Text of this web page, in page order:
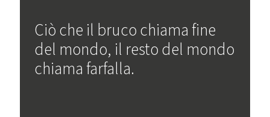
Ciò che il bruco chiama fine
del mondo, il resto del mondo
chiama farfalla.